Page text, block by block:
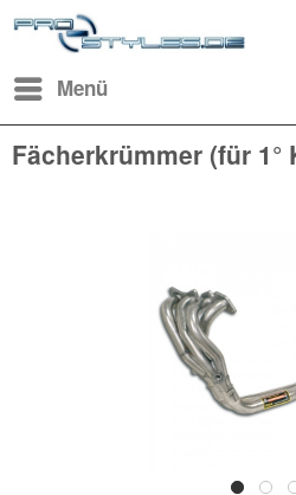
Menü
Fächerkrümmer (für